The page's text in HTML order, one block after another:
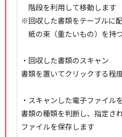
階段を利用して移動します
※回収した書類をテーブルに配
紙の束（重たいもの）を持
・回収した書類のスキャン
書類を置いてクリックする程
・スキャンした電子ファイル
書類の種類を判断し、指定さ
ファイルを保存します